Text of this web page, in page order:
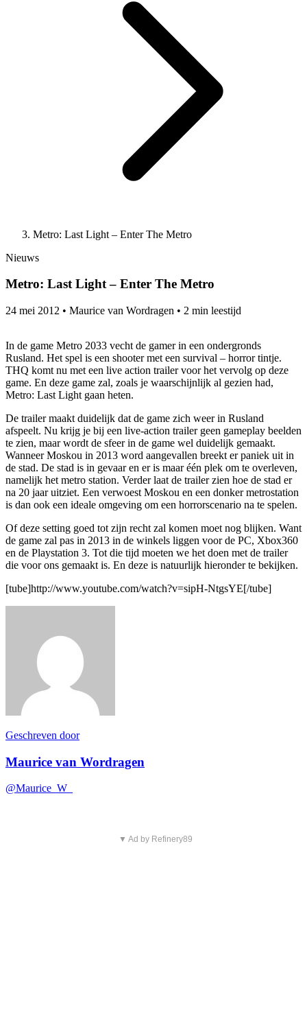
Metro: Last Light – Enter The Metro
Nieuws
Metro: Last Light – Enter The Metro
24 mei 2012 • Maurice van Wordragen • 2 min leestijd
In de game Metro 2033 vecht de gamer in een ondergronds
Rusland. Het spel is een shooter met een survival – horror tintje.
THQ komt nu met een live action trailer voor het vervolg op deze
game. En deze game zal, zoals je waarschijnlijk al gezien had,
Metro: Last Light gaan heten.
De trailer maakt duidelijk dat de game zich weer in Rusland
afspeelt. Nu krijg je bij een live-action trailer geen gameplay beelden
te zien, maar wordt de sfeer in de game wel duidelijk gemaakt.
Wanneer Moskou in 2013 word aangevallen breekt er paniek uit in
de stad. De stad is in gevaar en er is maar één plek om te overleven,
namelijk het metro station. Verder laat de trailer zien hoe de stad er
na 20 jaar uitziet. Een verwoest Moskou en een donker metrostation
is dan ook een ideale omgeving om een horrorscenario na te spelen.
Of deze setting goed tot zijn recht zal komen moet nog blijken. Want
de game zal pas in 2013 in de winkels liggen voor de PC, Xbox360
en de Playstation 3. Tot die tijd moeten we het doen met de trailer
die voor ons gemaakt is. En deze is natuurlijk hieronder te bekijken.
[tube]http://www.youtube.com/watch?v=sipH-NtgsYE[/tube]
Geschreven door
Maurice van Wordragen
@Maurice_W_
▼ Ad by Refinery89